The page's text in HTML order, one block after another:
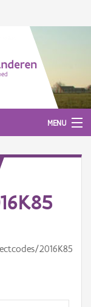
MENU
2016K85